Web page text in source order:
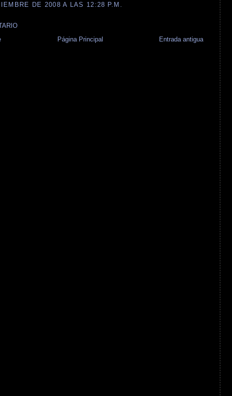
DE 2008 A LAS 12:28 P.M.
Entrada antigua
Página Principal